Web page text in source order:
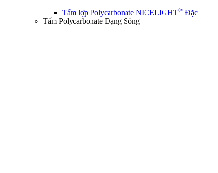
Tấm lợp Polycarbonate NICELIGHT® Đặc
Tấm Polycarbonate Dạng Sóng